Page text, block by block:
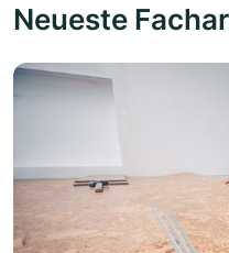
Neueste